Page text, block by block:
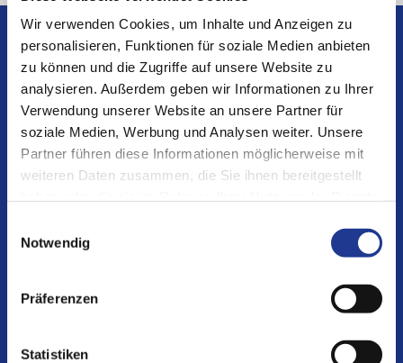
Wir verwenden Cookies, um Inhalte und Anzeigen zu
personalisieren, Funktionen für soziale Medien anbieten
zu können und die Zugriffe auf unsere Website zu
analysieren. Außerdem geben wir Informationen zu Ihrer
Verwendung unserer Website an unsere Partner für
soziale Medien, Werbung und Analysen weiter. Unsere
Partner führen diese Informationen möglicherweise mit
weiteren Daten zusammen, die Sie ihnen bereitgestellt
Notwendig
Präferenzen
Statistiken
DVS TECHNOLOGY GROUP
c/o DVS TECHNOLOGY AG
Johannes-Gutenberg-Straße 1
D-63128 Dietzenbach
T +49 6074 30406-0
Ecommunication@dvs-technology.com
经济开发区娄江北路8号B7栋